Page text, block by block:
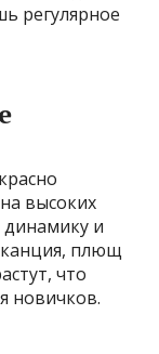
регулярное
высоких
и
плющ
что
новичков.